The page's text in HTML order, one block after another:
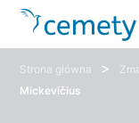
Strona główna >
Mickevičius